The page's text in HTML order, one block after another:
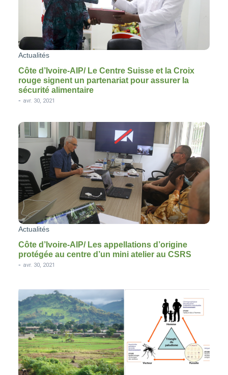
Actualités
Côte d’Ivoire-AIP/ Le Centre Suisse et la Croix
rouge signent un partenariat pour assurer la
sécurité alimentaire
- avr. 30, 2021
Actualités
Côte d’Ivoire-AIP/ Les appellations d’origine
protégée au centre d’un mini atelier au CSRS
- avr. 30, 2021